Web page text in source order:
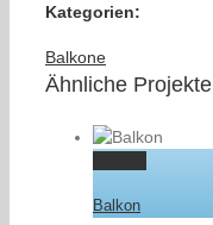
Kategorien:
Balkone
Ähnliche Projekte
Balkon